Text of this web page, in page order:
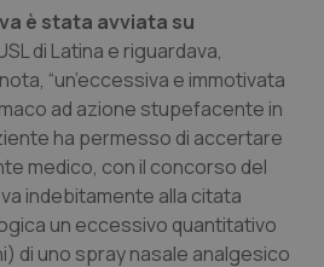
patologie neurodegenerative
è stata avviata su
di Latina e riguardava,
“un’eccessiva e immotivata
ad azione stupefacente in
ha permesso di accertare
medico, con il concorso del
indebitamente alla citata
un eccessivo quantitativo
di uno spray nasale analgesico